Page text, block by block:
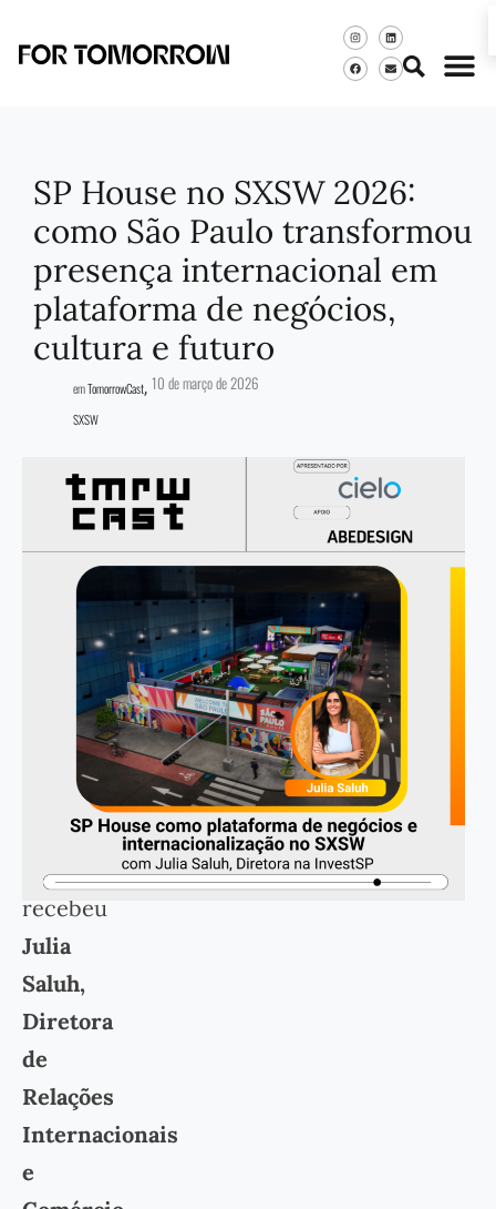
SP House no SXSW 2026:
como São Paulo transformou
presença internacional em
plataforma de negócios,
cultura e futuro
emTomorrowCast,
SXSW
10 de março de 2026
contagem
regressiva
SXSW
2026,
TomorrowCast
recebeu
Julia
Saluh,
Diretora
de
Relações
Internacionais
e